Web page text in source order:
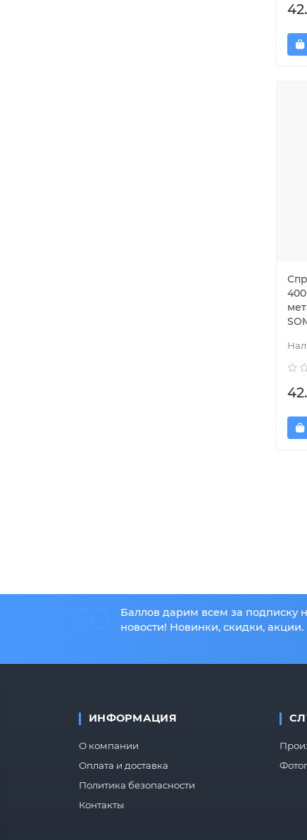
Баллов дарим всем за подписку
новости! Новинки, скидки, акции.
ИНФОРМАЦИЯ
О компании
Оплата и доставка
Политика безопасности
Контакты